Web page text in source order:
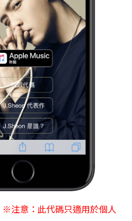
※注意：此代碼只適用於個人